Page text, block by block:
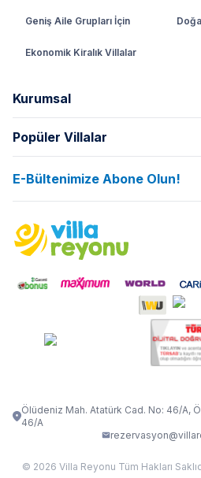
Geniş Aile Grupları İçin
Ekonomik Kiralık Villalar
Kurumsal
Hakkımızda
İptal Şartları
Kurumsal Blog
Yorumlar
Popüler Villalar
VİLLA SALKIM
VİLLA OLENNA 1
VİLLA TİAMO
E-Bültenimize Abone Olun!
Ölüdeniz Mah. Atatürk Cad. No: 46/A,
46/A
© 2026 Villa Reyonu Tüm Hakları